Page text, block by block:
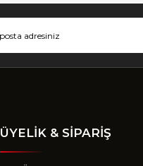
ÜYELİK & SİPARİŞ